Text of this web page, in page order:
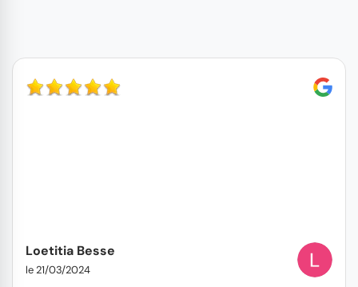
Loetitia Besse
le 21/03/2024